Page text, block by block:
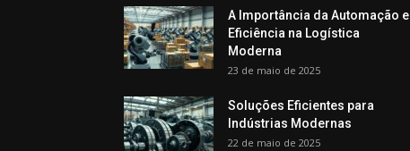
A Importância da Automação e
Eficiência na Logística
Moderna
23 de maio de 2025
Soluções Eficientes para
Indústrias Modernas
22 de maio de 2025